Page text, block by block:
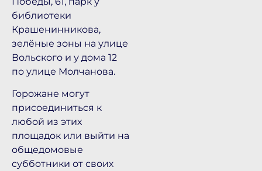
библиотеки
Крашенинникова,
зелёные зоны на улице
Вольского и у дома 12
по улице Молчанова.
Горожане могут
присоединиться к
любой из этих
площадок или выйти на
общедомовые
субботники от своих